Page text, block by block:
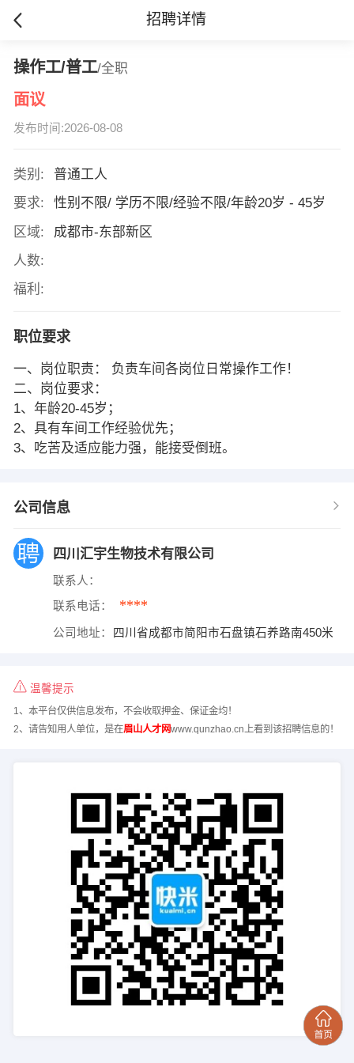
招聘详情
操作工/普工/全职
面议
发布时间:2026-08-08
类别:
普通工人
要求:
性别不限/ 学历不限/经验不限/年龄20岁 - 45岁
区域:
成都市-东部新区
人数:
福利:
职位要求
一、岗位职责： 负责车间各岗位日常操作工作！
二、岗位要求：
1、年龄20-45岁；
2、具有车间工作经验优先；
3、吃苦及适应能力强，能接受倒班。
公司信息
四川汇宇生物技术有限公司
联系人：
联系电话： ****
公司地址： 四川省成都市简阳市石盘镇石养路南450米
温馨提示
1、本平台仅供信息发布，不会收取押金、保证金均！
2、请告知用人单位，是在眉山人才网www.qunzhao.cn上看到该招聘信息的！